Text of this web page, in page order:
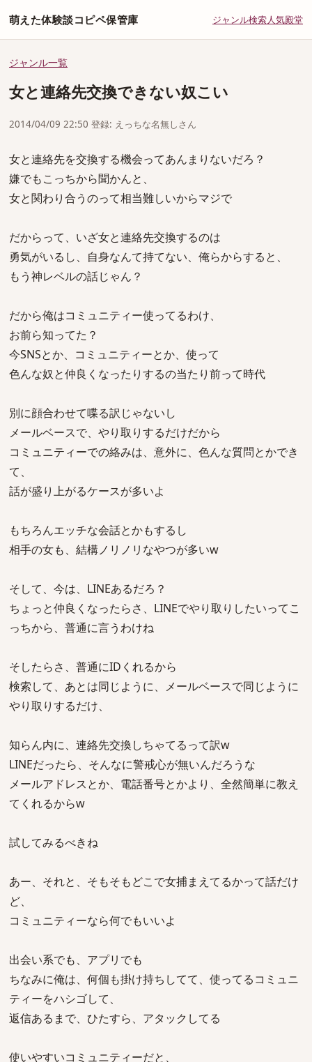
萌えた体験談コピペ保管庫 ジャンル検索人気殿堂
ジャンル一覧
女と連絡先交換できない奴こい
2014/04/09 22:50 登録: えっちな名無しさん
女と連絡先を交換する機会ってあんまりないだろ？
嫌でもこっちから聞かんと、
女と関わり合うのって相当難しいからマジで
だからって、いざ女と連絡先交換するのは
勇気がいるし、自身なんて持てない、俺らからすると、
もう神レベルの話じゃん？
だから俺はコミュニティー使ってるわけ、
お前ら知ってた？
今SNSとか、コミュニティーとか、使って
色んな奴と仲良くなったりするの当たり前って時代
別に顔合わせて喋る訳じゃないし
メールベースで、やり取りするだけだから
コミュニティーでの絡みは、意外に、色んな質問とかでき
て、
話が盛り上がるケースが多いよ
もちろんエッチな会話とかもするし
相手の女も、結構ノリノリなやつが多いw
そして、今は、LINEあるだろ？
ちょっと仲良くなったらさ、LINEでやり取りしたいってこ
っちから、普通に言うわけね
そしたらさ、普通にIDくれるから
検索して、あとは同じように、メールベースで同じように
やり取りするだけ、
知らん内に、連絡先交換しちゃてるって訳w
LINEだったら、そんなに警戒心が無いんだろうな
メールアドレスとか、電話番号とかより、全然簡単に教え
てくれるからw
試してみるべきね
あー、それと、そもそもどこで女捕まえてるかって話だけ
ど、
コミュニティーなら何でもいいよ
出会い系でも、アプリでも
ちなみに俺は、何個も掛け持ちしてて、使ってるコミュニ
ティーをハシゴして、
返信あるまで、ひたすら、アタックしてる
使いやすいコミュニティーだと、